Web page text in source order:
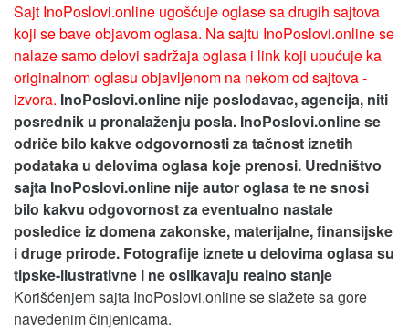
Sajt InoPoslovi.online ugošćuje oglase sa drugih sajtova
koji se bave objavom oglasa. Na sajtu InoPoslovi.online se
nalaze samo delovi sadržaja oglasa i link koji upućuje ka
originalnom oglasu objavljenom na nekom od sajtova -
izvora. InoPoslovi.online nije poslodavac, agencija, niti
posrednik u pronalaženju posla. InoPoslovi.online se
odriče bilo kakve odgovornosti za tačnost iznetih
podataka u delovima oglasa koje prenosi. Uredništvo
sajta InoPoslovi.online nije autor oglasa te ne snosi
bilo kakvu odgovornost za eventualno nastale
posledice iz domena zakonske, materijalne, finansijske
i druge prirode. Fotografije iznete u delovima oglasa su
tipske-ilustrativne i ne oslikavaju realno stanje
Korišćenjem sajta InoPoslovi.online se slažete sa gore
navedenim činjenicama.